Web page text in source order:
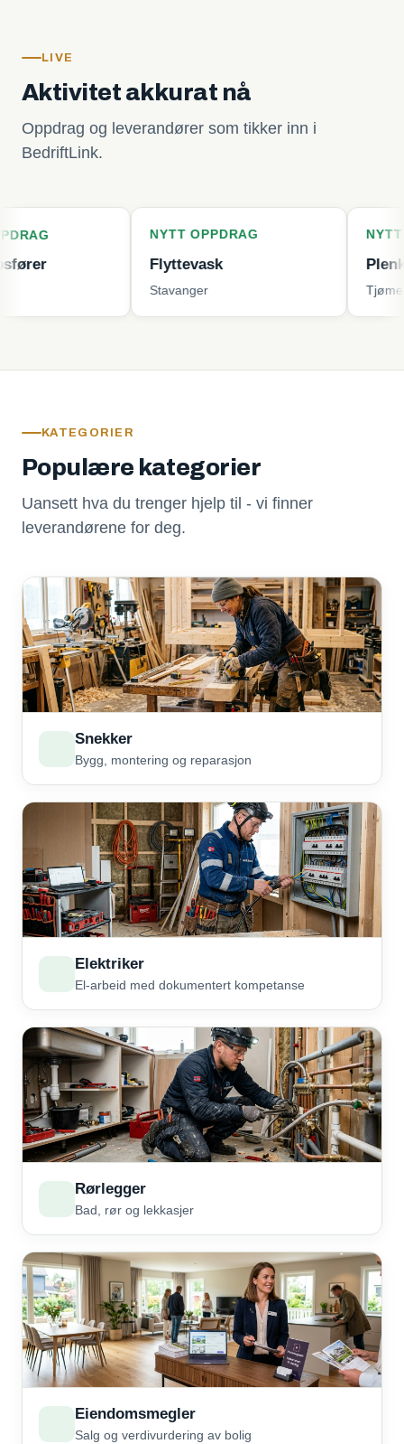
LIVE
Aktivitet akkurat nå
Oppdrag og leverandører som tikker inn i
BedriftLink.
NYTT OPPDRAG
Flyttevask
NYTT
Plenklipping
KATEGORIER
Populære kategorier
Uansett hva du trenger hjelp til - vi finner
leverandørene for deg.
Snekker
Bygg, montering og reparasjon
Elektriker
El-arbeid med dokumentert kompetanse
Rørlegger
Bad, rør og lekkasjer
Eiendomsmegler
Salg og verdivurdering av bolig